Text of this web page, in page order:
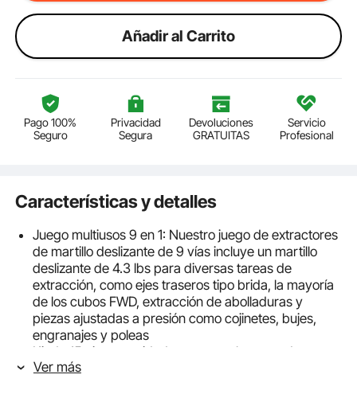
Añadir al Carrito
Pago 100%
Seguro
Privacidad
Segura
Devoluciones
GRATUITAS
Servicio
Profesional
Características y detalles
Juego multiusos 9 en 1: Nuestro juego de extractores
de martillo deslizante de 9 vías incluye un martillo
deslizante de 4.3 lbs para diversas tareas de
extracción, como ejes traseros tipo brida, la mayoría
de los cubos FWD, extracción de abolladuras y
piezas ajustadas a presión como cojinetes, bujes,
engranajes y poleas
Kit de 15 piezas: cuidadosamente almacenado en un
estuche de plástico: martillo deslizante, perno central,
Ver más